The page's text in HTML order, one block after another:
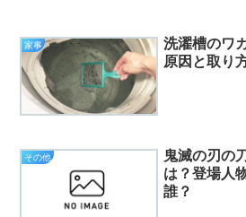
家事
洗濯槽のワ
原因と取り
その他
鬼滅の刃の
は？登場人
誰？